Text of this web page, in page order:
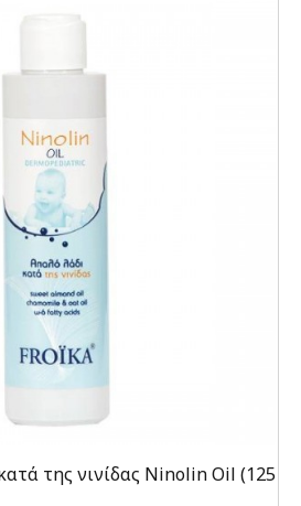
της νινίδας Ninolin Oil (125